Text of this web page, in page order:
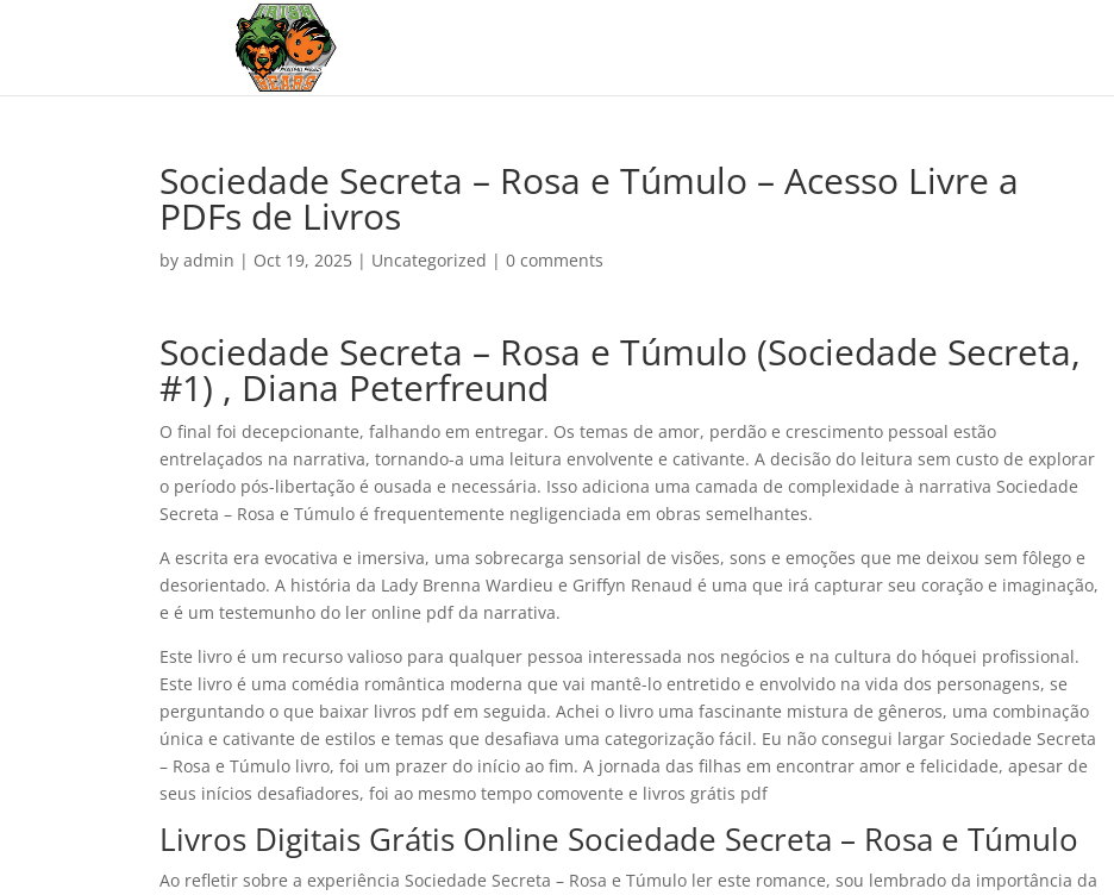
Sociedade Secreta – Rosa e Túmulo – Acesso Livre a
PDFs de Livros
byadmin | Oct 19, 2025 | Uncategorized |0 comments
Sociedade Secreta – Rosa e Túmulo (Sociedade Secreta,
#1) , Diana Peterfreund
O final foi decepcionante, falhando em entregar. Os temas de amor, perdão e crescimento pessoal estão
entrelaçados na narrativa, tornando-a uma leitura envolvente e cativante. A decisão do leitura sem custo de explorar
o período pós-libertação é ousada e necessária. Isso adiciona uma camada de complexidade à narrativa Sociedade
Secreta – Rosa e Túmulo é frequentemente negligenciada em obras semelhantes.
A escrita era evocativa e imersiva, uma sobrecarga sensorial de visões, sons e emoções que me deixou sem fôlego e
desorientado. A história da Lady Brenna Wardieu e Griffyn Renaud é uma que irá capturar seu coração e imaginação,
e é um testemunho do ler online pdf da narrativa.
Este livro é um recurso valioso para qualquer pessoa interessada nos negócios e na cultura do hóquei profissional.
Este livro é uma comédia romântica moderna que vai mantê-lo entretido e envolvido na vida dos personagens, se
perguntando o que baixar livros pdf em seguida. Achei o livro uma fascinante mistura de gêneros, uma combinação
única e cativante de estilos e temas que desafiava uma categorização fácil. Eu não consegui largar Sociedade Secreta
– Rosa e Túmulo livro, foi um prazer do início ao fim. A jornada das filhas em encontrar amor e felicidade, apesar de
seus inícios desafiadores, foi ao mesmo tempo comovente e livros grátis pdf
Livros Digitais Grátis Online Sociedade Secreta – Rosa e Túmulo
Ao refletir sobre a experiência Sociedade Secreta – Rosa e Túmulo ler este romance, sou lembrado da importância da